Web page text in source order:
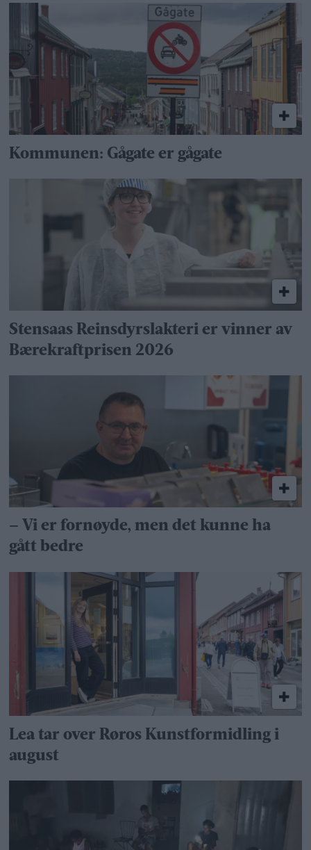
Kommunen: Gågate er gågate
Stensaas Reinsdyrslakteri er vinner av
Bærekraftprisen 2026
– Vi er fornøyde, men det kunne ha
gått bedre
Lea tar over Røros Kunstformidling i
august